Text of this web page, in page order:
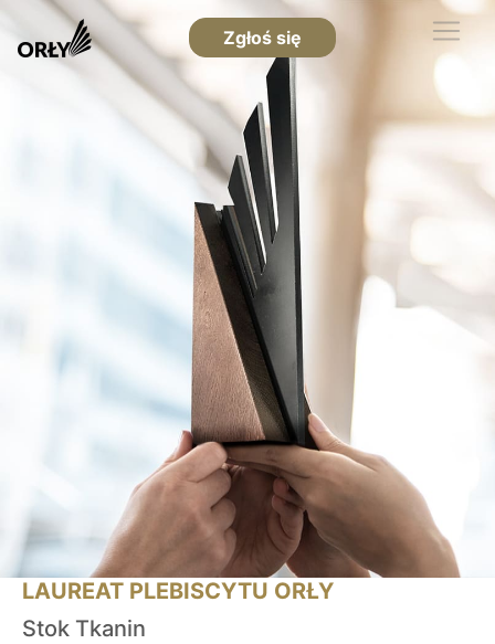
Zgłoś się
LAUREAT PLEBISCYTU ORŁY
Stok Tkanin